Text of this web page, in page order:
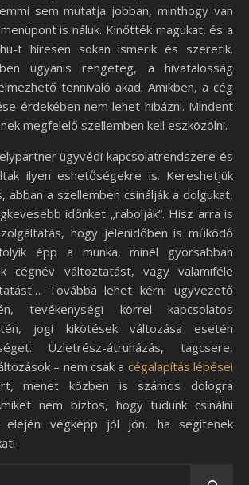
sem mutatja jobban, minthogy van
is náluk. Kinőtték magukat, és a
t híresen sokan ismerik és szeretik.
ugyanis rengeteg, a hivatalosság
tennivaló akad. Amikben, a cég
érdekében nem lehet hibázni. Mindent
megfelelő szellemben kell eszközölni.
ügyvédi kapcsolatrendszere és
ilyen eshetőségekre is. Kereshetjük
abban a szellemben csinálják a dolgukat,
időnket „rabolják”. Hisz arra is
hogy jelenidőben is működő
épp a munka, minél gyorsabban
cégnév változtatást, vagy valamiféle
Továbbá lehet kérni ügyvezető
tevékenységi körrel kapcsolatos
jogi kikötések változása esetén
Üzletrész-átruházás, tagcsere,
– nem csak a cégalapítás lépései
menet közben is számos dologra
nem biztos, hogy tudunk csinálni
végképp jól jön, ha segítenek